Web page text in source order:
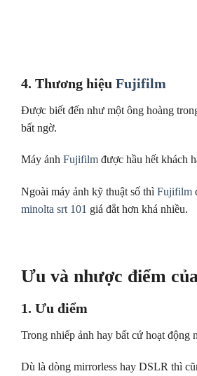
4. Thương hiệu Fujifilm
Được biết đến như một ông hoàng
bất ngờ.
Máy ảnh Fujifilm được hầu hết khách
Ngoài máy ảnh kỹ thuật số thì Fujifilm
minolta srt 101 giá đắt hơn khá nhiều.
Ưu và nhược điểm
1. Ưu điểm
Trong nhiếp ảnh hay bất cứ hoạt động
Dù là dòng mirrorless hay DSLR thì